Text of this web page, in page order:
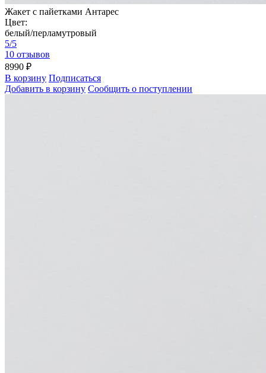
Жакет с пайетками Антарес
Цвет:
белый/перламутровый
5/5
10 отзывов
8990 ₽
В корзину Подписаться
Добавить в корзину Сообщить о поступлении